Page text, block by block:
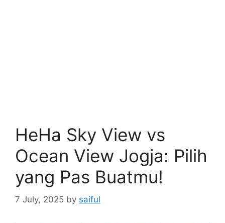
HeHa Sky View vs
Ocean View Jogja: Pilih
yang Pas Buatmu!
7 July, 2025 by saiful